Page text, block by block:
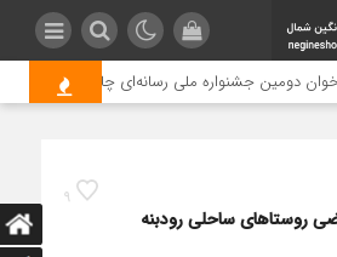
دومین جشنواره ملی رسانه‌ای چای
9
روستاهای ساحلی رودبنه